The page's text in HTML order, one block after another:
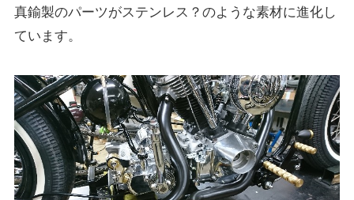
真鍮製のパーツがステンレス？のような素材に進化し
ています。